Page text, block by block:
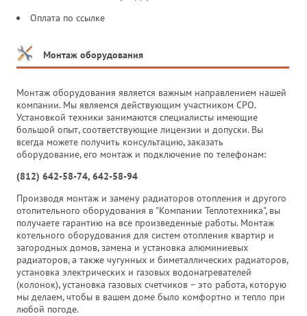
Оплата по ссылке
Монтаж оборудования
Монтаж оборудования является важным направлением нашей
компании. Мы являемся действующим участником СРО.
Установкой техники занимаются специалисты имеющие
большой опыт, соответствующие лицензии и допуски. Вы
всегда можете получить консультацию, заказать
оборудование, его монтаж и подключение по телефонам:
(812) 642-58-74, 642-58-94
Производя монтаж и замену радиаторов отопления и другого
отопительного оборудования в "Компании Теплотехника", вы
получаете гарантию на все произведенные работы. Монтаж
котельного оборудования для систем отопления квартир и
загородных домов, замена и установка алюминиевых
радиаторов, а также чугунных и биметаллических радиаторов,
установка электрических и газовых водонагревателей
(колонок), установка газовых счетчиков – это работа, которую
мы делаем, чтобы в вашем доме было комфортно и тепло при
любой погоде.